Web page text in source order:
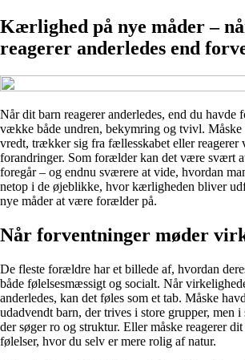
Kærlighed på nye måder –
reagerer anderledes end
Når dit barn reagerer anderledes, end du havde
vække både undren, bekymring og tvivl.
vredt, trækker sig fra fællesskabet eller reagerer
forandringer. Som forælder kan det være svært
foregår – og endnu sværere at vide, hvordan
netop i de øjeblikke, hvor kærligheden bliver
nye måder at være forælder på.
Når forventninger møder
De fleste forældre har et billede af, hvordan
både følelsesmæssigt og socialt. Når
anderledes, kan det føles som et tab. Måske
udadvendt barn, der trives i store grupper, men i
der søger ro og struktur. Eller måske reagerer
følelser, hvor du selv er mere rolig af natur.